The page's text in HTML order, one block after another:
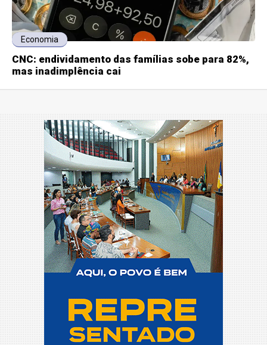
Economia
CNC: endividamento das famílias sobe para 82%,
mas inadimplência cai